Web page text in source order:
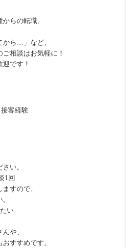
らの転職、
から…」など、
相談はお気軽に！
です！
客経験
い。
1回
すので、
い
や、
すすめです。